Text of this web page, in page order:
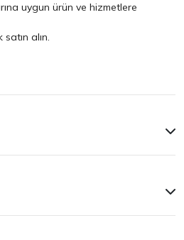
uygun ürün ve hizmetlere
alın.